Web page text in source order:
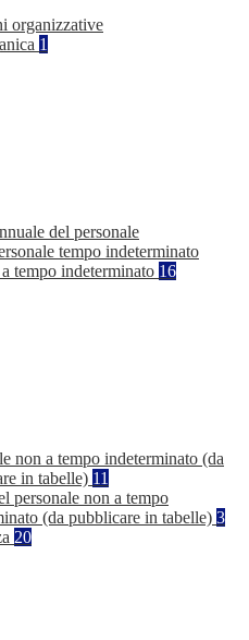
organizzative
1
del personale
tempo indeterminato
tempo indeterminato 16
non a tempo indeterminato (da
in tabelle) 11
personale non a tempo
(da pubblicare in tabelle) 3
20